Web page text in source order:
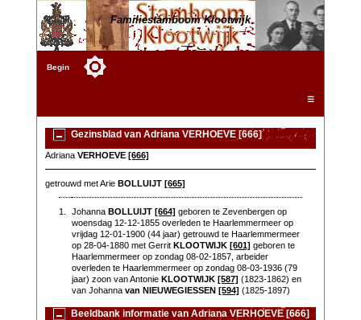
Familiestamboom Klootwijk
Begin
☰
Gezinsblad van Adriana VERHOEVE [666]
Adriana VERHOEVE [666]
getrouwd met Arie BOLLUIJT [665]
1. JohannaBOLLUIJT [664] geboren te Zevenbergen op
woensdag 12-12-1855 overleden te Haarlemmermeer op
vrijdag 12-01-1900 (44 jaar) getrouwd te Haarlemmermeer
op 28-04-1880 met GerritKLOOTWIJK [601] geboren te
Haarlemmermeer op zondag 08-02-1857, arbeider
overleden te Haarlemmermeer op zondag 08-03-1936 (79
jaar) zoon van AntonieKLOOTWIJK [587] (1823-1862) en
van Johannavan NIEUWEGIESSEN [594] (1825-1897)
Beeldbank informatie van Adriana VERHOEVE [666]